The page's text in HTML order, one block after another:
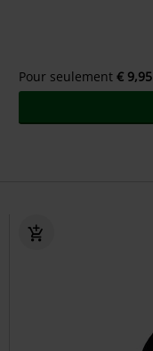
Pour seulement € 9,95